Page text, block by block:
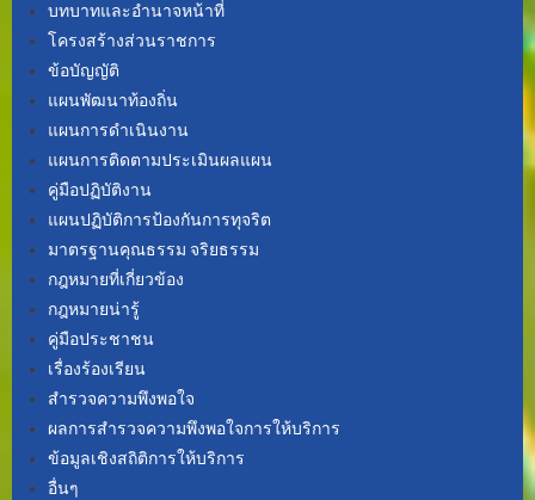
บทบาทและอำนาจหน้าที่
โครงสร้างส่วนราชการ
ข้อบัญญัติ
แผนพัฒนาท้องถิ่น
แผนการดำเนินงาน
แผนการติดตามประเมินผลแผน
คู่มือปฏิบัติงาน
แผนปฏิบัติการป้องกันการทุจริต
มาตรฐานคุณธรรม จริยธรรม
กฎหมายที่เกี่ยวข้อง
กฎหมายน่ารู้
คู่มือประชาชน
เรื่องร้องเรียน
สำรวจความพึงพอใจ
ผลการสำรวจความพึงพอใจการให้บริการ
ข้อมูลเชิงสถิติการให้บริการ
อื่นๆ